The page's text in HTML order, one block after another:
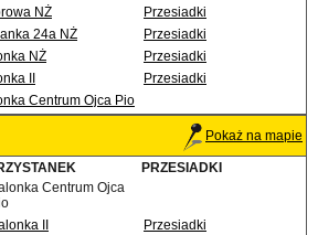
NŻ
Przesiadki
24a NŻ
Przesiadki
NŻ
Przesiadki
II
Przesiadki
Centrum Ojca Pio
Pokaż na mapie
PRZESIADKI
Centrum Ojca
II
Przesiadki